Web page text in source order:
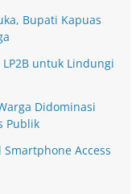
Bupati Kapuas
untuk Lindungi
Didominasi
Publik
Access